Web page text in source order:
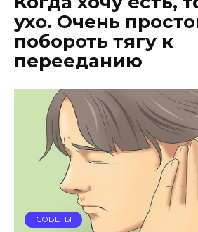
ухо. Очень
побороть тягу к
перееданию
СОВЕТЫ